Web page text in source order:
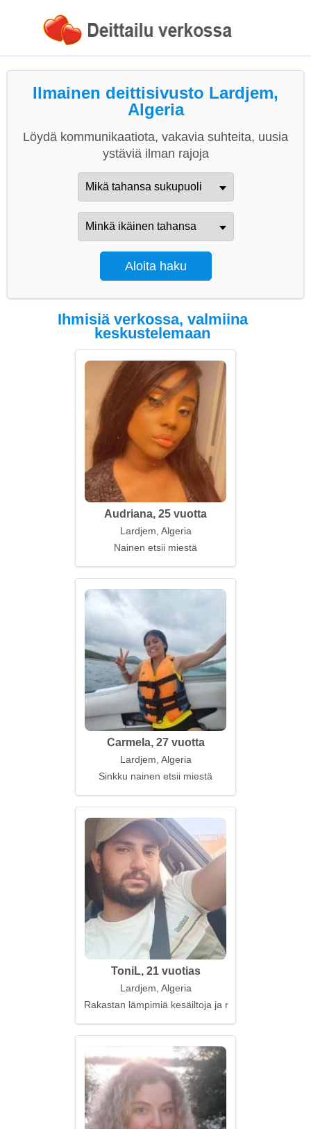
Ilmainen deittisivusto Lardjem,
Algeria
Löydä kommunikaatiota, vakavia suhteita, uusia
ystäviä ilman rajoja
Ihmisiä verkossa, valmiina
keskustelemaan
Audriana, 25 vuotta
Lardjem, Algeria
Nainen etsii miestä
Carmela, 27 vuotta
Lardjem, Algeria
Sinkku nainen etsii miestä
ToniL, 21 vuotias
Lardjem, Algeria
Rakastan lämpimiä kesäiltoja ja rauhallisia